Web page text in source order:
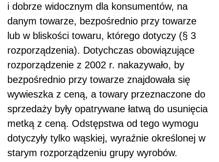
i dobrze widocznym dla konsumentów, na
danym towarze, bezpośrednio przy towarze
lub w bliskości towaru, którego dotyczy (§ 3
rozporządzenia). Dotychczas obowiązujące
rozporządzenie z 2002 r. nakazywało, by
bezpośrednio przy towarze znajdowała się
wywieszka z ceną, a towary przeznaczone do
sprzedaży były opatrywane łatwą do usunięcia
metką z ceną. Odstępstwa od tego wymogu
dotyczyły tylko wąskiej, wyraźnie określonej w
starym rozporządzeniu grupy wyrobów.